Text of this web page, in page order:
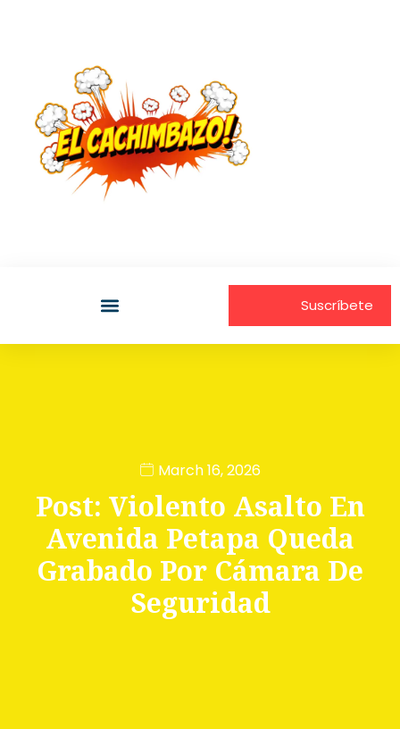
Suscríbete
March 16, 2026
Post: Violento Asalto En
Avenida Petapa Queda
Grabado Por Cámara De
Seguridad